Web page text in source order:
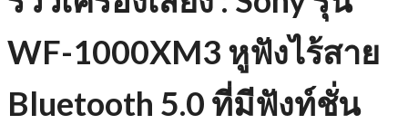
WF-1000XM3 หูฟังไร้สาย
Bluetooth 5.0 ที่มีฟังท์ชั่น